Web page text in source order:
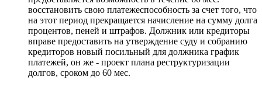
восстановить свою платежеспособность за счет того, что
на этот период прекращается начисление на сумму долга
процентов, пеней и штрафов. Должник или кредиторы
вправе предоставить на утверждение суду и собранию
кредиторов новый посильный для должника график
платежей, он же - проект плана реструктуризации
долгов, сроком до 60 мес.